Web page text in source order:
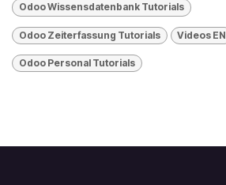
Odoo Wissensdatenbank Tutorials
Odoo Zeiterfassung Tutorials Videos EN
​Odoo Personal Tutorials